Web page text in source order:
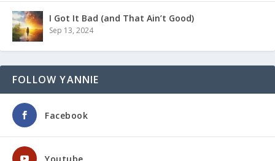
I Got It Bad (and That Ain’t Good)
Sep 13, 2024
FOLLOW YANNIE
Facebook
Youtube